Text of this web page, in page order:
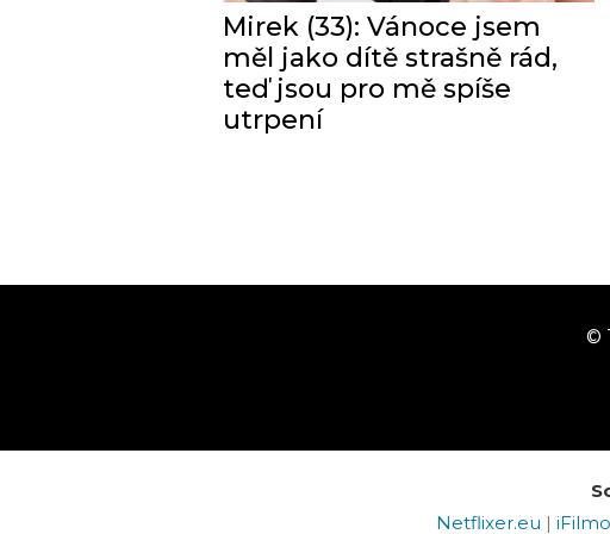
Mirek (33): Vánoce jsem
měl jako dítě strašně rád,
teď jsou pro mě spíše
utrpení
©
Netflixer.eu |